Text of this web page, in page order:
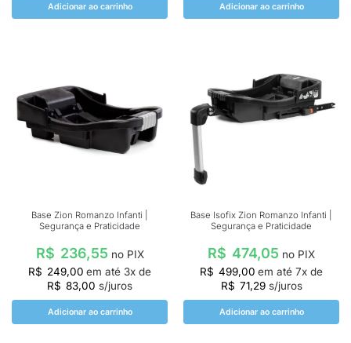
Adicionar ao carrinho Adicionar ao carrinho
Base Zion Romanzo Infanti |
Segurança e Praticidade
R$ 236,55 no PIX
R$ 249,00 em até 3x de
R$ 83,00 s/juros
Adicionar ao carrinho
Base Isofix Zion Romanzo Infanti |
Segurança e Praticidade
R$ 474,05 no PIX
R$ 499,00 em até 7x de
R$ 71,29s/juros
Adicionar ao carrinho